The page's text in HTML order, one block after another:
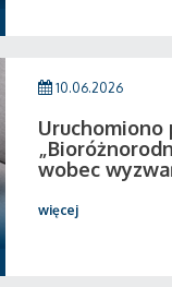
10.06.2026
wobec
więcej